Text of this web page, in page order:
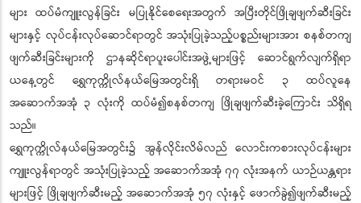
များ ထပ်မံကျူးလွန်ခြင်း မပြုနိုင်စေရေးအတွက် အပြီးတိုင်ဖြိုချဖျက်ဆီးခြင်း
များနှင့် လုပ်ငန်းလုပ်ဆောင်ရာတွင် အသုံးပြုခဲ့သည့်ပစ္စည်းများအား စနစ်တကျ
ဖျက်ဆီးခြင်းများကို ဌာနဆိုင်ရာပူးပေါင်းအဖွဲ့များဖြင့် ဆောင်ရွက်လျက်ရှိရာ
ယနေ့တွင် ရွှေကုက္ကိုလ်နယ်မြေအတွင်းရှိ တရားမဝင် ၃ ထပ်လူနေ
အဆောက်အအုံ ၃ လုံးကို ထပ်မံ၍စနစ်တကျ ဖြိုချဖျက်ဆီးခဲ့ကြောင်း သိရှိရ
သည်။
ရွှေကုက္ကိုလ်နယ်မြေအတွင်း၌ အွန်လိုင်းလိမ်လည် လောင်းကစားလုပ်ငန်းများ
ကျူးလွန်ရာတွင် အသုံးပြုခဲ့သည့် အဆောက်အအုံ ၇၇ လုံးအနက် ယာဉ်ယန္တရား
များဖြင့် ဖြိုချဖျက်ဆီးမည့် အဆောက်အအုံ ၅၇ လုံးနှင့် ဖောက်ခွဲ၍ဖျက်ဆီးမည့်